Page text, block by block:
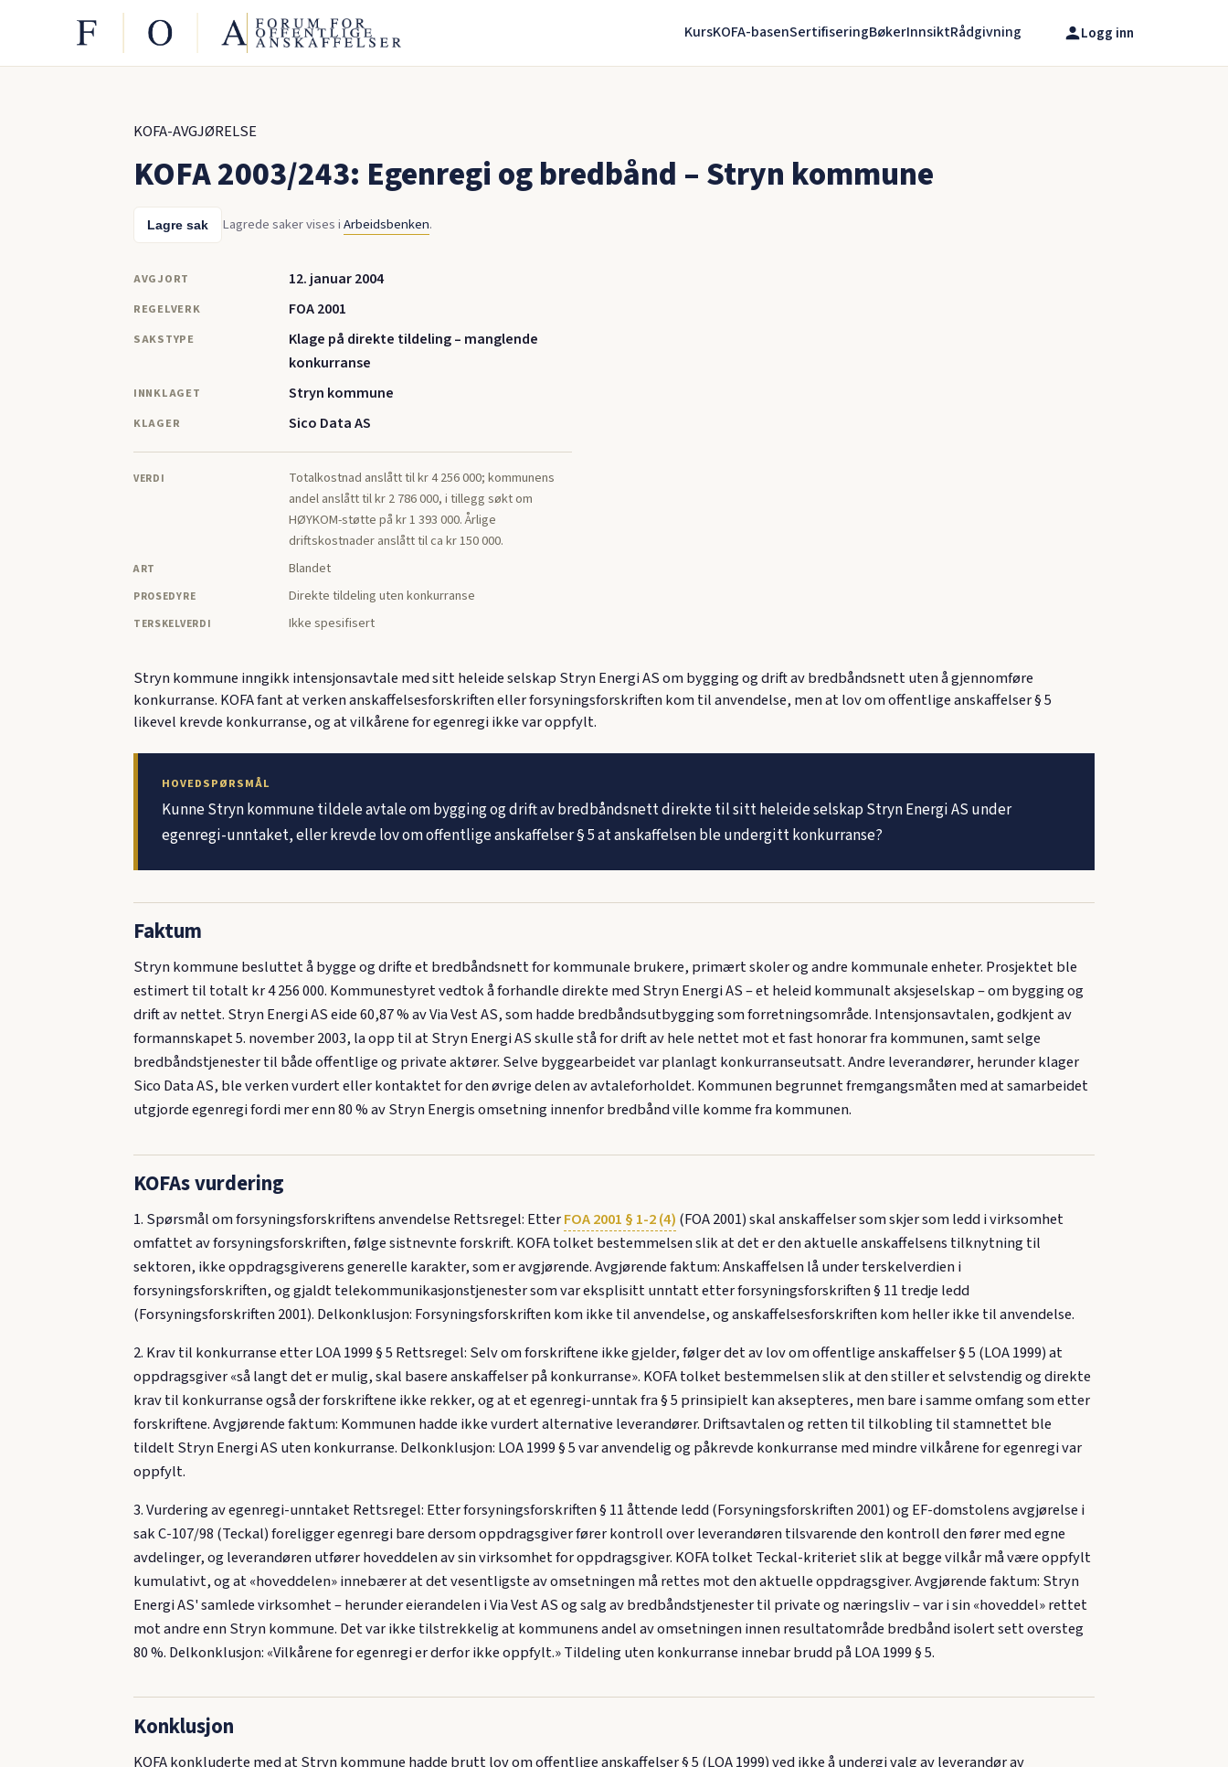
Logg inn
KursKOFA-basenSertifiseringBøkerInnsiktRådgivning
KOFA-AVGJØRELSE
KOFA 2003/243: Egenregi og bredbånd – Stryn kommune
Lagre sak Lagrede saker vises iArbeidsbenken.
AVGJORT 12. januar 2004
REGELVERK FOA 2001
SAKSTYPE
Klage på direkte tildeling – manglende
konkurranse
INNKLAGET Stryn kommune
KLAGER Sico Data AS
VERDI
Totalkostnad anslått til kr 4 256 000; kommunens
andel anslått til kr 2 786 000, i tillegg søkt om
HØYKOM-støtte på kr 1 393 000. Årlige
driftskostnader anslått til ca kr 150 000.
ART Blandet
PROSEDYRE Direkte tildeling uten konkurranse
TERSKELVERDI Ikke spesifisert
Stryn kommune inngikk intensjonsavtale med sitt heleide selskap Stryn Energi AS om bygging og drift av bredbåndsnett uten å gjennomføre
konkurranse. KOFA fant at verken anskaffelsesforskriften eller forsyningsforskriften kom til anvendelse, men at lov om offentlige anskaffelser § 5
likevel krevde konkurranse, og at vilkårene for egenregi ikke var oppfylt.
HOVEDSPØRSMÅL
Kunne Stryn kommune tildele avtale om bygging og drift av bredbåndsnett direkte til sitt heleide selskap Stryn Energi AS under
egenregi-unntaket, eller krevde lov om offentlige anskaffelser § 5 at anskaffelsen ble undergitt konkurranse?
Faktum
Stryn kommune besluttet å bygge og drifte et bredbåndsnett for kommunale brukere, primært skoler og andre kommunale enheter. Prosjektet ble
estimert til totalt kr 4 256 000. Kommunestyret vedtok å forhandle direkte med Stryn Energi AS – et heleid kommunalt aksjeselskap – om bygging og
drift av nettet. Stryn Energi AS eide 60,87 % av Via Vest AS, som hadde bredbåndsutbygging som forretningsområde. Intensjonsavtalen, godkjent av
formannskapet 5. november 2003, la opp til at Stryn Energi AS skulle stå for drift av hele nettet mot et fast honorar fra kommunen, samt selge
bredbåndstjenester til både offentlige og private aktører. Selve byggearbeidet var planlagt konkurranseutsatt. Andre leverandører, herunder klager
Sico Data AS, ble verken vurdert eller kontaktet for den øvrige delen av avtaleforholdet. Kommunen begrunnet fremgangsmåten med at samarbeidet
utgjorde egenregi fordi mer enn 80 % av Stryn Energis omsetning innenfor bredbånd ville komme fra kommunen.
KOFAs vurdering
1. Spørsmål om forsyningsforskriftens anvendelse Rettsregel: EtterFOA 2001 § 1-2 (4) (FOA 2001) skal anskaffelser som skjer som ledd i virksomhet
omfattet av forsyningsforskriften, følge sistnevnte forskrift. KOFA tolket bestemmelsen slik at det er den aktuelle anskaffelsens tilknytning til
sektoren, ikke oppdragsgiverens generelle karakter, som er avgjørende. Avgjørende faktum: Anskaffelsen lå under terskelverdien i
forsyningsforskriften, og gjaldt telekommunikasjonstjenester som var eksplisitt unntatt etter forsyningsforskriften § 11 tredje ledd
(Forsyningsforskriften 2001). Delkonklusjon: Forsyningsforskriften kom ikke til anvendelse, og anskaffelsesforskriften kom heller ikke til anvendelse.
2. Krav til konkurranse etter LOA 1999 § 5 Rettsregel: Selv om forskriftene ikke gjelder, følger det av lov om offentlige anskaffelser § 5 (LOA 1999) at
oppdragsgiver «så langt det er mulig, skal basere anskaffelser på konkurranse». KOFA tolket bestemmelsen slik at den stiller et selvstendig og direkte
krav til konkurranse også der forskriftene ikke rekker, og at et egenregi-unntak fra § 5 prinsipielt kan aksepteres, men bare i samme omfang som etter
forskriftene. Avgjørende faktum: Kommunen hadde ikke vurdert alternative leverandører. Driftsavtalen og retten til tilkobling til stamnettet ble
tildelt Stryn Energi AS uten konkurranse. Delkonklusjon: LOA 1999 § 5 var anvendelig og påkrevde konkurranse med mindre vilkårene for egenregi var
oppfylt.
3. Vurdering av egenregi-unntaket Rettsregel: Etter forsyningsforskriften § 11 åttende ledd (Forsyningsforskriften 2001) og EF-domstolens avgjørelse i
sak C-107/98 (Teckal) foreligger egenregi bare dersom oppdragsgiver fører kontroll over leverandøren tilsvarende den kontroll den fører med egne
avdelinger, og leverandøren utfører hoveddelen av sin virksomhet for oppdragsgiver. KOFA tolket Teckal-kriteriet slik at begge vilkår må være oppfylt
kumulativt, og at «hoveddelen» innebærer at det vesentligste av omsetningen må rettes mot den aktuelle oppdragsgiver. Avgjørende faktum: Stryn
Energi AS' samlede virksomhet – herunder eierandelen i Via Vest AS og salg av bredbåndstjenester til private og næringsliv – var i sin «hoveddel» rettet
mot andre enn Stryn kommune. Det var ikke tilstrekkelig at kommunens andel av omsetningen innen resultatområde bredbånd isolert sett oversteg
80 %. Delkonklusjon: «Vilkårene for egenregi er derfor ikke oppfylt.» Tildeling uten konkurranse innebar brudd på LOA 1999 § 5.
Konklusjon
KOFA konkluderte med at Stryn kommune hadde brutt lov om offentlige anskaffelser § 5 (LOA 1999) ved ikke å undergi valg av leverandør av